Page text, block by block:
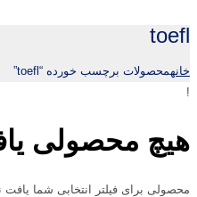
toefl
خانهمحصولات برچسب خورده “toefl”
!
هیچ محصولی
محصولی برای فیلتر انتخابی شما یافت